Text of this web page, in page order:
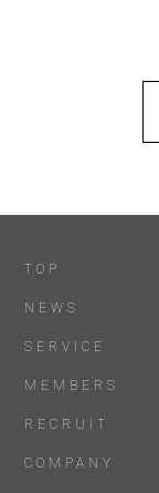
TOP
NEWS
SERVICE
MEMBERS
RECRUIT
COMPANY